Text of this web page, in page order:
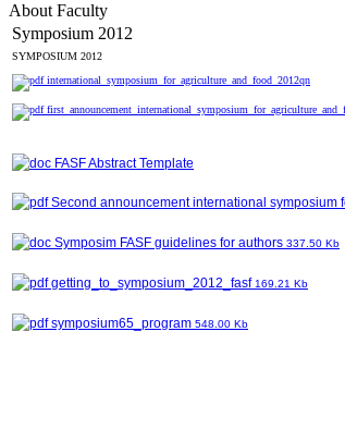
About Faculty
Symposium 2012
SYMPOSIUM 2012
international_symposium_for_agriculture_and_food_2012qn
FASF Abstract Template
Second announcement international symposium
Symposim FASF guidelines for authors 337.50 Kb
getting_to_symposium_2012_fasf169.21 Kb
symposium65_program 548.00 Kb